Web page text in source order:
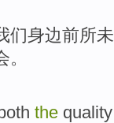
们身边前所
。
the quality